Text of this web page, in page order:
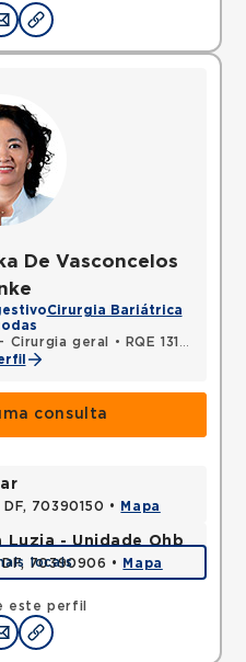
De Vasconcelos
Cirurgia Bariátrica
- Cirurgia geral •
RQE 13139 - Cirurgia do aparelho digestivo
consulta
este perfil
DF, 70390150 • Mapa
Luzia - Unidade Ohb
DF, 70390906 • Mapa
locais